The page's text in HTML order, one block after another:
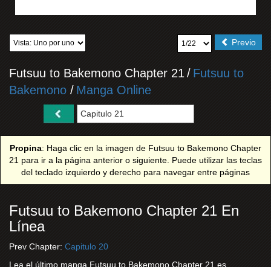
Previo
Futsuu to Bakemono Chapter 21 / Futsuu to
Bakemono / Manga Online
Propina: Haga clic en la imagen de Futsuu to Bakemono Chapter
21 para ir a la página anterior o siguiente. Puede utilizar las teclas
del teclado izquierdo y derecho para navegar entre páginas
Futsuu to Bakemono Chapter 21 En
Línea
Prev Chapter: Capitulo 20
Lea el último manga Futsuu to Bakemono Chapter 21 es